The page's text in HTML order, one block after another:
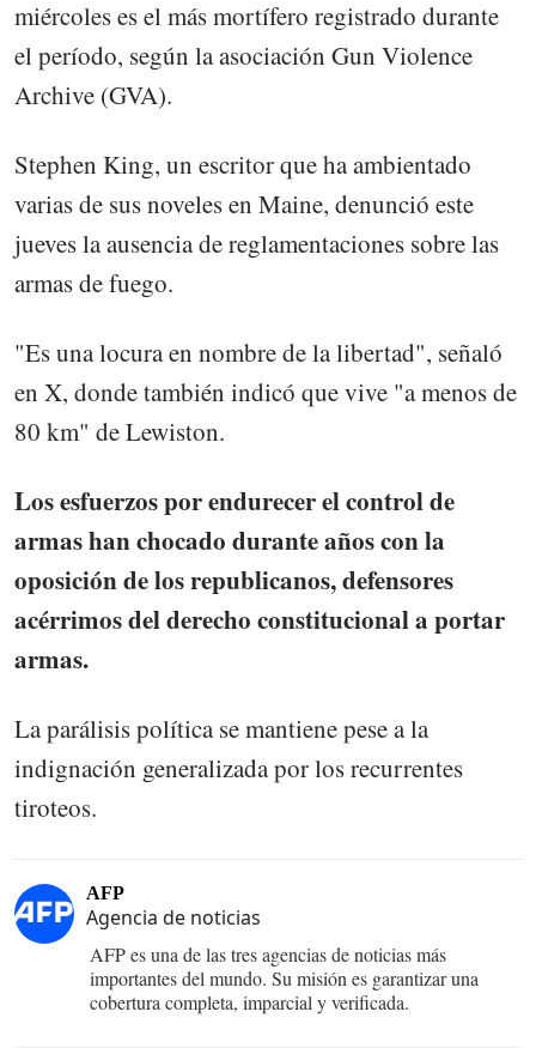
miércoles es el más mortífero registrado durante
el período, según la asociación Gun Violence
Archive (GVA).
Stephen King, un escritor que ha ambientado
varias de sus noveles en Maine, denunció este
jueves la ausencia de reglamentaciones sobre las
armas de fuego.
"Es una locura en nombre de la libertad", señaló
en X, donde también indicó que vive "a menos de
80 km" de Lewiston.
Los esfuerzos por endurecer el control de
armas han chocado durante años con la
oposición de los republicanos, defensores
acérrimos del derecho constitucional a portar
armas.
La parálisis política se mantiene pese a la
indignación generalizada por los recurrentes
tiroteos.
AFP
Agencia de noticias
AFP es una de las tres agencias de noticias más
importantes del mundo. Su misión es garantizar una
cobertura completa, imparcial y verificada.